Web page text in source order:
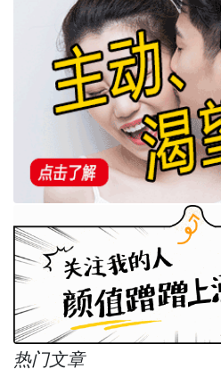
热门文章